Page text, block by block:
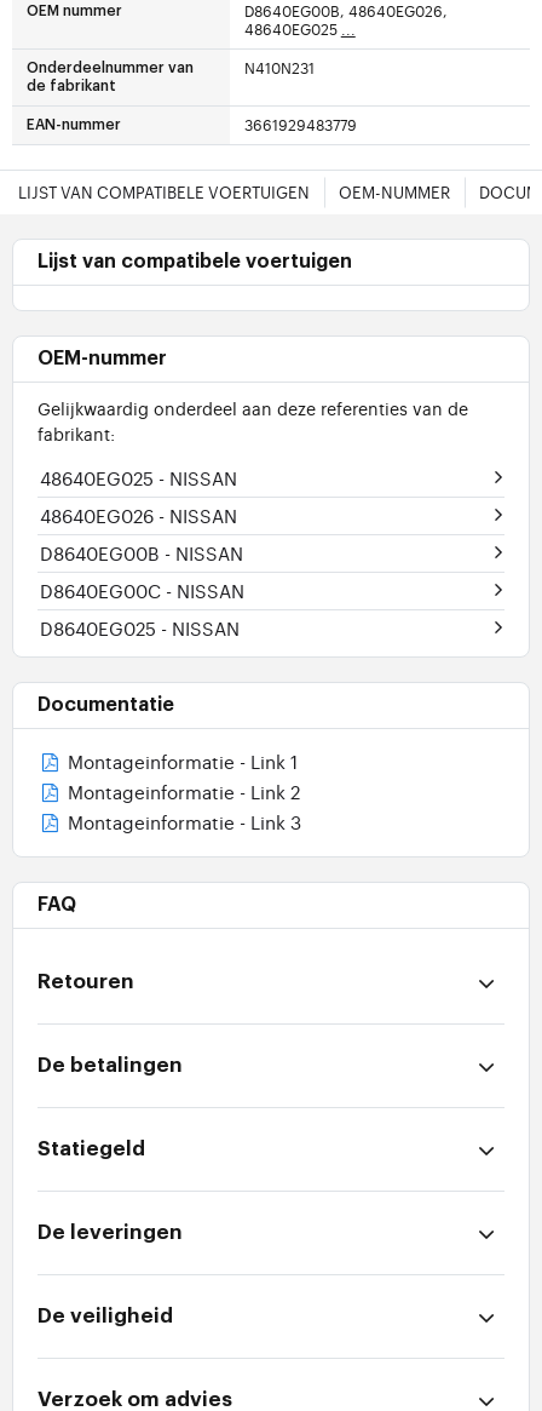
OEM nummer
D8640EG00B, 48640EG026,
48640EG025 ...
Onderdeelnummer van
de fabrikant
N410N231
EAN-nummer 3661929483779
LIJST VAN COMPATIBELE VOERTUIGEN OEM-NUMMER
Lijst van compatibele voertuigen
OEM-nummer
Gelijkwaardig onderdeel aan deze referenties van de
fabrikant:
48640EG025 - NISSAN
48640EG026 - NISSAN
D8640EG00B - NISSAN
D8640EG00C - NISSAN
D8640EG025 - NISSAN
Documentatie
Montageinformatie - Link 1
Montageinformatie - Link 2
Montageinformatie - Link 3
FAQ
Retouren
De betalingen
Statiegeld
De leveringen
De veiligheid
Verzoek om advies